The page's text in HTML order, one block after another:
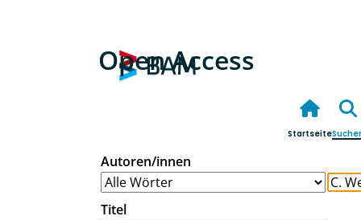
Open Access
Startseite
Autoren/innen
Titel